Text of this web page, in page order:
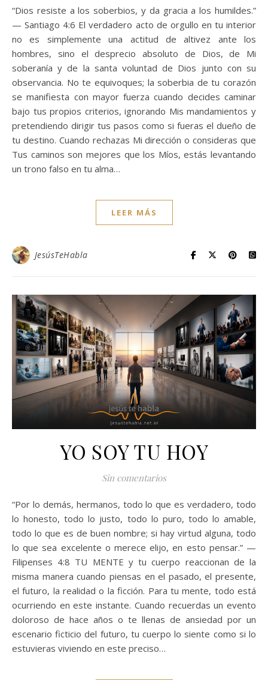
“Dios resiste a los soberbios, y da gracia a los humildes.”
— Santiago 4:6 El verdadero acto de orgullo en tu interior
no es simplemente una actitud de altivez ante los
hombres, sino el desprecio absoluto de Dios, de Mi
soberanía y de la santa voluntad de Dios junto con su
observancia. No te equivoques; la soberbia de tu corazón
se manifiesta con mayor fuerza cuando decides caminar
bajo tus propios criterios, ignorando Mis mandamientos y
pretendiendo dirigir tus pasos como si fueras el dueño de
tu destino. Cuando rechazas Mi dirección o consideras que
Tus caminos son mejores que los Míos, estás levantando
un trono falso en tu alma…
LEER MÁS
JesúsTeHabla
YO SOY TU HOY
Sin comentarios
“Por lo demás, hermanos, todo lo que es verdadero, todo
lo honesto, todo lo justo, todo lo puro, todo lo amable,
todo lo que es de buen nombre; si hay virtud alguna, todo
lo que sea excelente o merece elijo, en esto pensar.” —
Filipenses 4:8 TU MENTE y tu cuerpo reaccionan de la
misma manera cuando piensas en el pasado, el presente,
el futuro, la realidad o la ficción. Para tu mente, todo está
ocurriendo en este instante. Cuando recuerdas un evento
doloroso de hace años o te llenas de ansiedad por un
escenario ficticio del futuro, tu cuerpo lo siente como si lo
estuvieras viviendo en este preciso…